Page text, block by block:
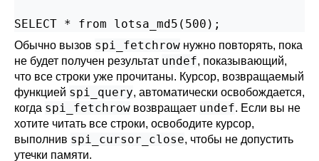
SELECT * from lotsa_md5(500);
Обычно вызов spi_fetchrow нужно повторять, пока
не будет получен результат undef, показывающий,
что все строки уже прочитаны. Курсор, возвращаемый
функцией spi_query, автоматически освобождается,
когда spi_fetchrow возвращает undef. Если вы не
хотите читать все строки, освободите курсор,
выполнив spi_cursor_close, чтобы не допустить
утечки памяти.